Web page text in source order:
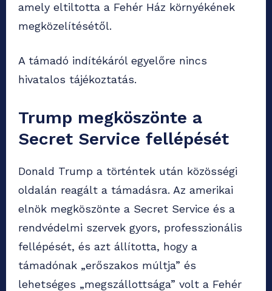
amely eltiltotta a Fehér Ház környékének
megközelítésétől.
A támadó indítékáról egyelőre nincs
hivatalos tájékoztatás.
Trump megköszönte a
Secret Service fellépését
Donald Trump a történtek után közösségi
oldalán reagált a támadásra. Az amerikai
elnök megköszönte a Secret Service és a
rendvédelmi szervek gyors, professzionális
fellépését, és azt állította, hogy a
támadónak „erőszakos múltja” és
lehetséges „megszállottsága” volt a Fehér